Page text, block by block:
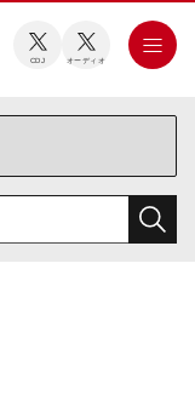
CDJ オーディオ